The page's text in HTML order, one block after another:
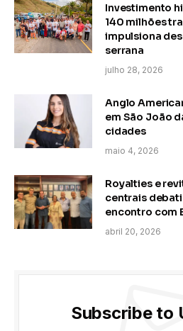
Investimento
140 milhões
impulsiona
serrana
julho 28, 2026
Anglo
em São João
cidades
maio 4, 2026
Royalties e
centrais
encontro com
abril 20, 2026
Subscribe to